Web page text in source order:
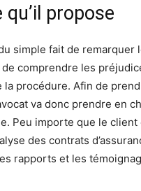
qu’il propose
simple fait de
comprendre les
procédure. Afin de
va donc prendre en
Peu importe que le
des contrats
rapports et les